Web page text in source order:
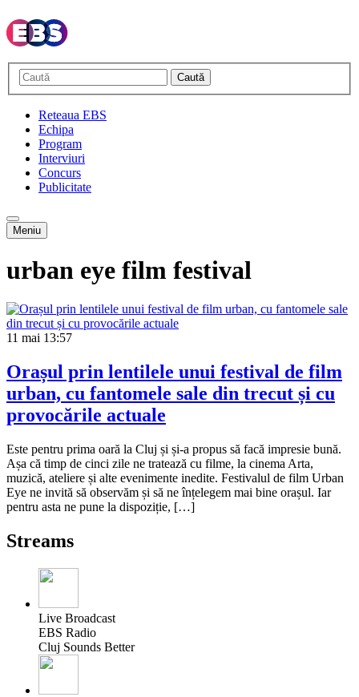
Caută
Reteaua EBS
Echipa
Program
Interviuri
Concurs
Publicitate
Meniu
urban eye film festival
11 mai 13:57
Orașul prin lentilele unui festival de film
urban, cu fantomele sale din trecut și cu
provocările actuale
Este pentru prima oară la Cluj și și-a propus să facă impresie bună.
Așa că timp de cinci zile ne tratează cu filme, la cinema Arta,
muzică, ateliere și alte evenimente inedite. Festivalul de film Urban
Eye ne invită să observăm și să ne înțelegem mai bine orașul. Iar
pentru asta ne pune la dispoziție, […]
Streams
Live Broadcast
EBS Radio
Cluj Sounds Better